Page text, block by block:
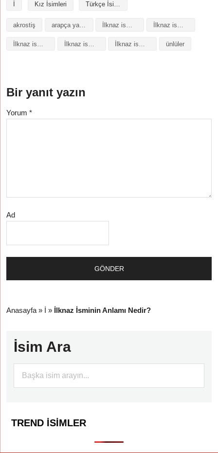
Kız İsimleri Türkçe İsimler
akrostiş arapça yazılışı
İlknaz isminin baş harfleriyle şiir İlknaz isminin kökeni İlknaz isminin numerolojisi ünlüler
Bir yanıt yazın
Yorum*
Ad
Anasayfa » İ » İlknaz İsminin Anlamı Nedir?
İsim Ara
TREND İSIMLER